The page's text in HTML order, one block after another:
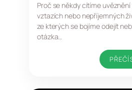
Proč se někdy cítíme
vztazích nebo nepříjemných
ze kterých se bojíme odejít
otázka…